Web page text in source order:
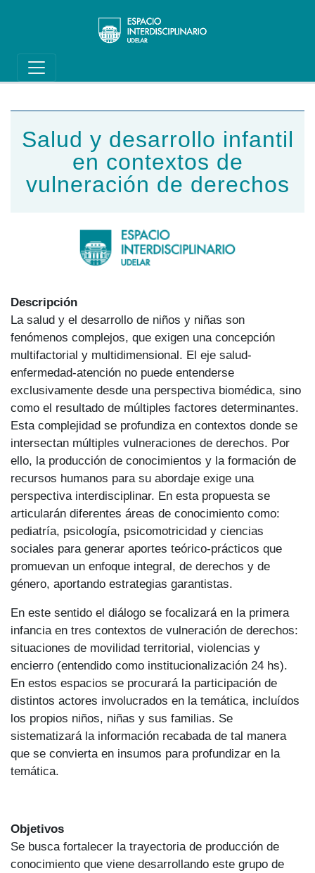
Main navigation
Salud y desarrollo infantil
en contextos de
vulneración de derechos
Descripción
La salud y el desarrollo de niños y niñas son
fenómenos complejos, que exigen una concepción
multifactorial y multidimensional. El eje salud-
enfermedad-atención no puede entenderse
exclusivamente desde una perspectiva biomédica, sino
como el resultado de múltiples factores determinantes.
Esta complejidad se profundiza en contextos donde se
intersectan múltiples vulneraciones de derechos. Por
ello, la producción de conocimientos y la formación de
recursos humanos para su abordaje exige una
perspectiva interdisciplinar. En esta propuesta se
articularán diferentes áreas de conocimiento como:
pediatría, psicología, psicomotricidad y ciencias
sociales para generar aportes teórico-prácticos que
promuevan un enfoque integral, de derechos y de
género, aportando estrategias garantistas.
En este sentido el diálogo se focalizará en la primera
infancia en tres contextos de vulneración de derechos:
situaciones de movilidad territorial, violencias y
encierro (entendido como institucionalización 24 hs).
En estos espacios se procurará la participación de
distintos actores involucrados en la temática, incluídos
los propios niños, niñas y sus familias. Se
sistematizará la información recabada de tal manera
que se convierta en insumos para profundizar en la
temática.
Objetivos
Se busca fortalecer la trayectoria de producción de
conocimiento que viene desarrollando este grupo de